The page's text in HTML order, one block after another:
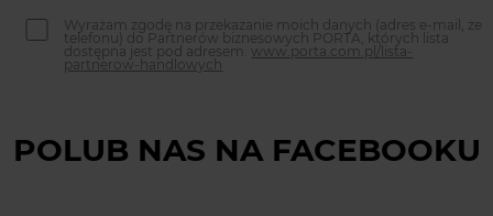
Wyrażam zgodę na przekazanie moich danych (adres e-mail, że
telefonu) do Partnerów biznesowych PORTA, których lista
dostępna jest pod adresem:
www.porta.com.pl/lista-
partnerow-handlowych
POLUB NAS NA FACEBOOKU